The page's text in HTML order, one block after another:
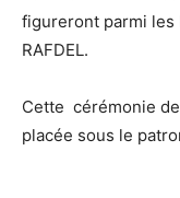
figureront parmi les
RAFDEL.
Cette cérémonie
placée sous le